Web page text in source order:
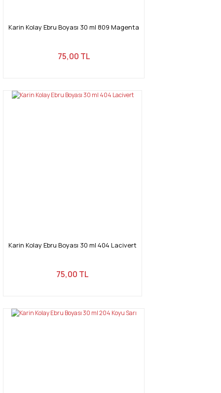
Gönder
Karin Kolay Ebru Boyası 30 ml 809 Magenta
75,00 TL
Karin Kolay Ebru Boyası 30 ml 404 Lacivert
75,00 TL